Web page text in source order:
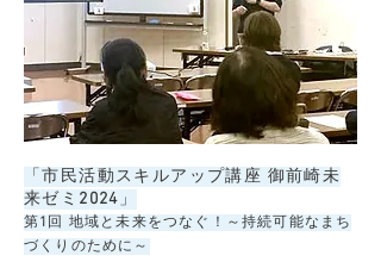
「市民活動スキルアップ講座 御前崎未
来ゼミ 2024」
第 1 回 地域と未来をつなぐ！～持続可能なまち
づくりのために～